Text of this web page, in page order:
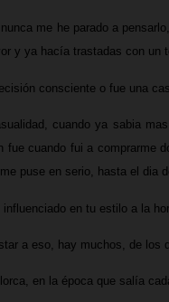
me he parado a
y ya hacía trastadas con un
consciente o fue una
cuando ya sabia
fue cuando fui a comprarme
puse en serio, hasta el dia
en tu estilo a la
a eso, hay muchos, de los
en la época que salía